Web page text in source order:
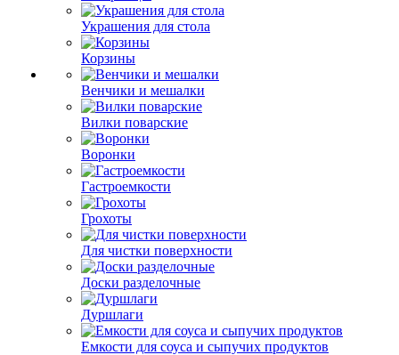
Украшения для стола
Корзины
Венчики и мешалки
Вилки поварские
Воронки
Гастроемкости
Грохоты
Для чистки поверхности
Доски разделочные
Дуршлаги
Емкости для соуса и сыпучих продуктов